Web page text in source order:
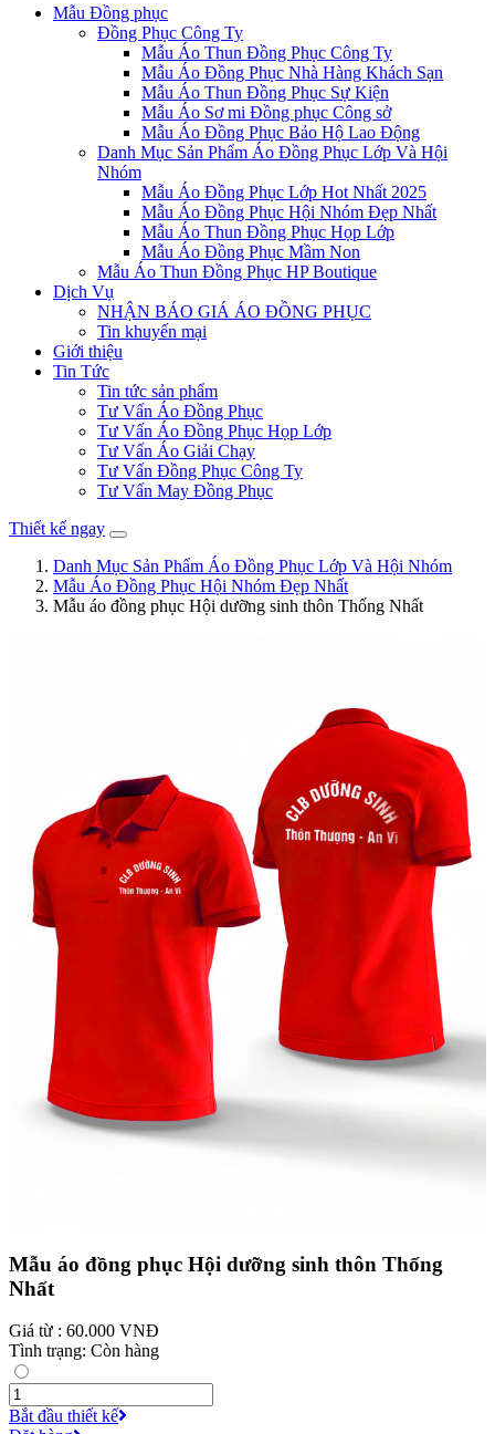
Mẫu Đồng phục
Đồng Phục Công Ty
Mẫu Áo Thun Đồng Phục Công Ty
Mẫu Áo Đồng Phục Nhà Hàng Khách Sạn
Mẫu Áo Thun Đồng Phục Sự Kiện
Mẫu Áo Sơ mi Đồng phục Công sở
Mẫu Áo Đồng Phục Bảo Hộ Lao Động
Danh Mục Sản Phẩm Áo Đồng Phục Lớp Và Hội
Nhóm
Mẫu Áo Đồng Phục Lớp Hot Nhất 2025
Mẫu Áo Đồng Phục Hội Nhóm Đẹp Nhất
Mẫu Áo Thun Đồng Phục Họp Lớp
Mẫu Áo Đồng Phục Mầm Non
Mẫu Áo Thun Đồng Phục HP Boutique
Dịch Vụ
NHẬN BÁO GIÁ ÁO ĐỒNG PHỤC
Tin khuyến mại
Giới thiệu
Tin Tức
Tin tức sản phẩm
Tư Vấn Áo Đồng Phục
Tư Vấn Áo Đồng Phục Họp Lớp
Tư Vấn Áo Giải Chạy
Tư Vấn Đồng Phục Công Ty
Tư Vấn May Đồng Phục
Thiết kế ngay
Danh Mục Sản Phẩm Áo Đồng Phục Lớp Và Hội Nhóm
Mẫu Áo Đồng Phục Hội Nhóm Đẹp Nhất
Mẫu áo đồng phục Hội dưỡng sinh thôn Thống Nhất
Mẫu áo đồng phục Hội dưỡng sinh thôn Thống
Nhất
Giá từ : 60.000 VNĐ
Tình trạng: Còn hàng
Bắt đầu thiết kế